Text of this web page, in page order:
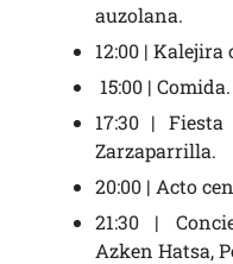
auzolana.
12:00 |
15:00 | Comida.
17:30 |
Zarzaparrilla.
20:00 | Acto
21:30 |
Azken Hatsa,